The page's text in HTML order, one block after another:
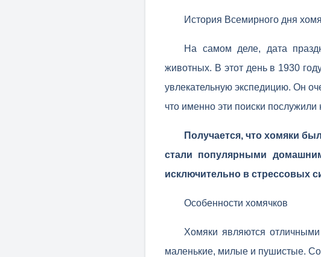
История Всемирного дня
На самом деле, дата
животных. В этот день в 1930
увлекательную экспедицию. Он
что именно эти поиски
Получается, что хомяки
стали популярными
исключительно в стрессовых
Особенности хомячков
Хомяки являются
маленькие, милые и пушистые.